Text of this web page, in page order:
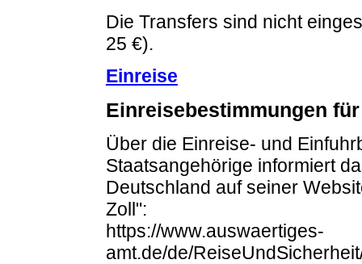
Die Transfers sind nicht
25 €).
Einreise
Einreisebestimmungen
Über die Einreise- und
Staatsangehörige informiert
Deutschland auf seiner
Zoll":
https://www.auswaertiges-
amt.de/de/